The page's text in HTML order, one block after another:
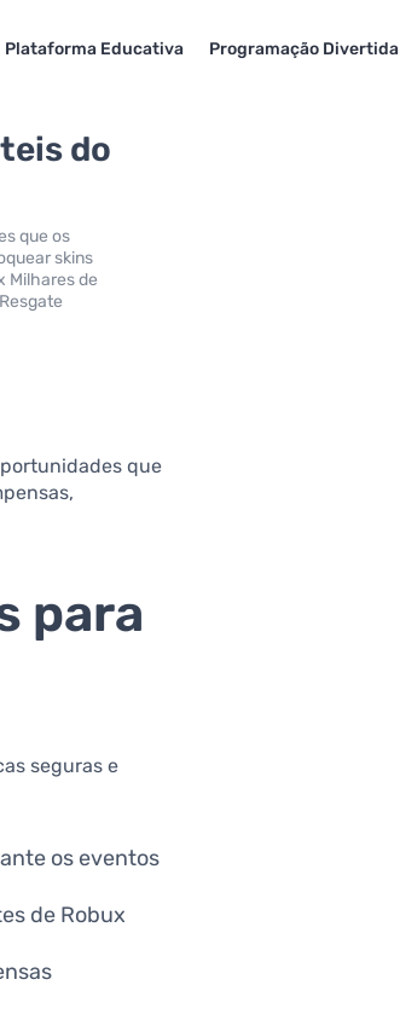
Plataforma Educativa Programação Divertida
do
que os
skins
Milhares de
que
para
seguras e
os eventos
de Robux